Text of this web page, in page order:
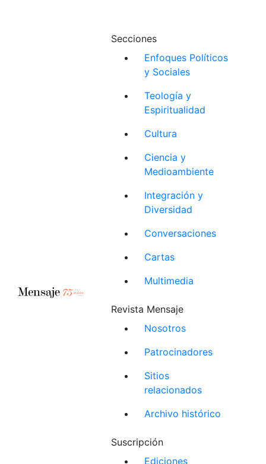
Secciones
Enfoques Políticos
y Sociales
Teología y
Espiritualidad
Cultura
Ciencia y
Medioambiente
Integración y
Diversidad
Conversaciones
Cartas
Multimedia
Revista Mensaje
Nosotros
Patrocinadores
Sitios
relacionados
Archivo histórico
Suscripción
Ediciones